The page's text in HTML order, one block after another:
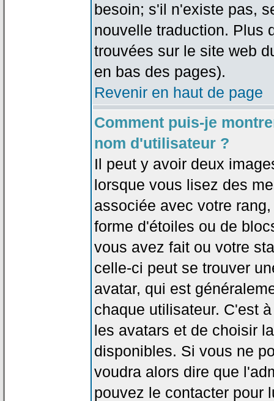
besoin; s'il n'existe pas,
nouvelle traduction. Plus
trouvées sur le site web
en bas des pages).
Revenir en haut de page
Comment puis-je
nom d'utilisateur ?
Il peut y avoir deux
lorsque vous lisez des
associée avec votre
forme d'étoiles ou de
vous avez fait ou votre
celle-ci peut se trouver
avatar, qui est
chaque utilisateur. C'est
les avatars et de choisir
disponibles. Si vous ne
voudra alors dire que
pouvez le contacter pour